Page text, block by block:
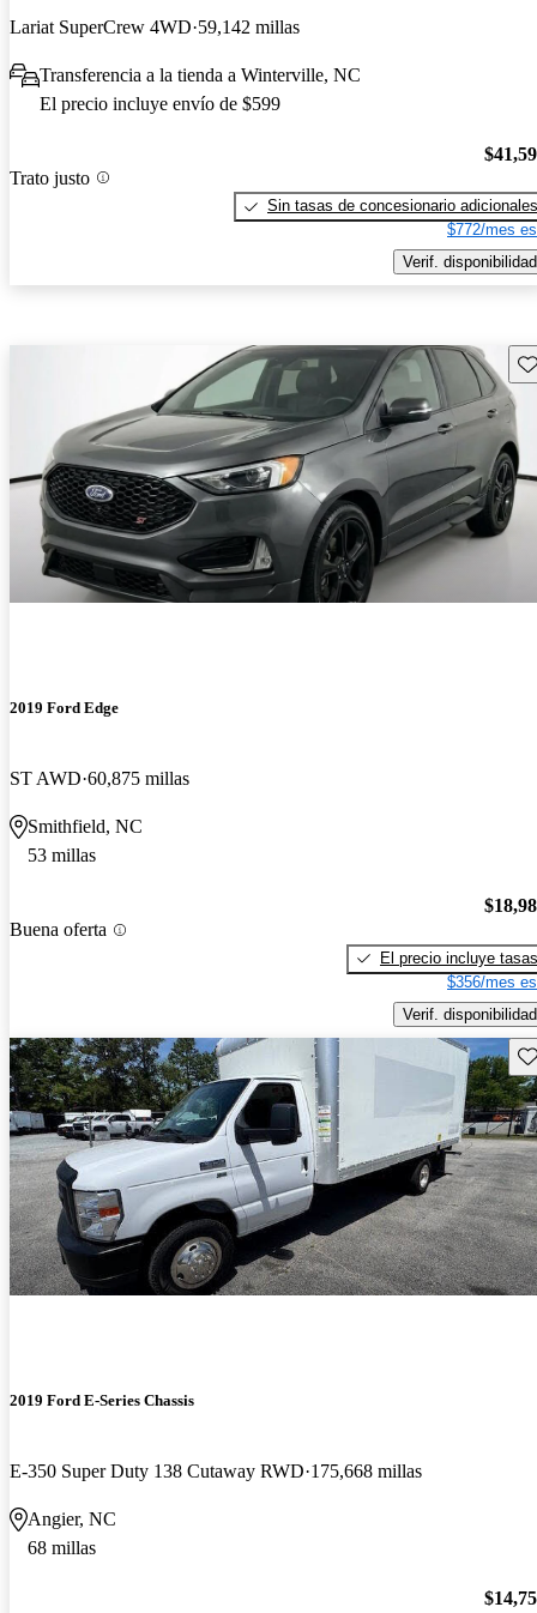
Lariat SuperCrew 4WD 59,142 millas
Transferencia a la tienda a Winterville, NC
El precio incluye envío de $599
Trato justo
Sin tasas de concesionario adicionales
$772/mes
Verif. disponibilidad
2019 Ford Edge
ST AWD 60,875 millas
Smithfield, NC
53 millas
Buena oferta
El precio incluye tasas
$356/mes
Verif. disponibilidad
2019 Ford E-Series Chassis
E-350 Super Duty 138 Cutaway RWD 175,668 millas
Angier, NC
68 millas